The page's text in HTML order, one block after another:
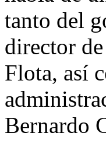
tanto del
director
Flota, así
Bernardo